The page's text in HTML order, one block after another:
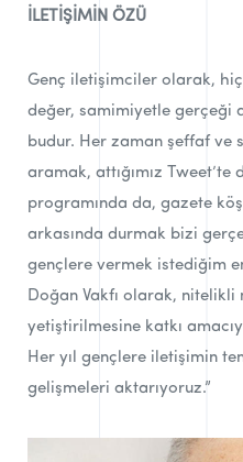
İLETİŞİMİN ÖZÜ
Genç iletişimciler olarak,
değer, samimiyetle gerçeği
budur. Her zaman şeffaf ve
aramak, attığımız Tweet’te
programında da, gazete
arkasında durmak bizi
gençlere vermek istediğim
Doğan Vakfı olarak, nitelikli
yetiştirilmesine katkı
Her yıl gençlere iletişimin
gelişmeleri aktarıyoruz.”